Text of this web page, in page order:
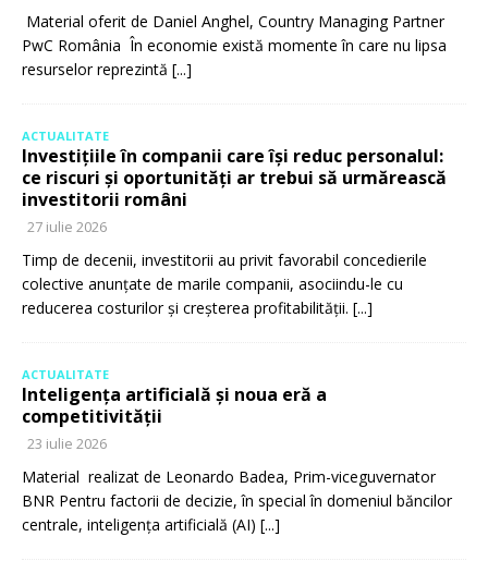
Material oferit de Daniel Anghel, Country Managing Partner
PwC România În economie există momente în care nu lipsa
resurselor reprezintă [...]
ACTUALITATE
Investițiile în companii care își reduc personalul:
ce riscuri și oportunități ar trebui să urmărească
investitorii români
27 iulie 2026
Timp de decenii, investitorii au privit favorabil concedierile
colective anunțate de marile companii, asociindu-le cu
reducerea costurilor și creșterea profitabilității. [...]
ACTUALITATE
Inteligența artificială și noua eră a
competitivității
23 iulie 2026
Material realizat de Leonardo Badea, Prim-viceguvernator
BNR Pentru factorii de decizie, în special în domeniul băncilor
centrale, inteligența artificială (AI) [...]